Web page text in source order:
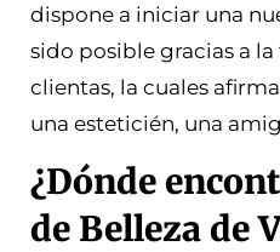
dispone a iniciar una
sido posible gracias a
clientas, la cuales
una esteticién, una
¿Dónde
de Belleza de